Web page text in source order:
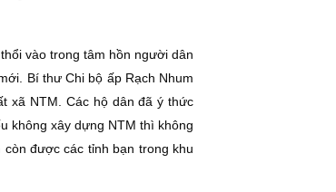
vào trong tâm hồn người dân
Bí thư Chi bộ ấp Rạch Nhum
xã NTM. Các hộ dân đã ý thức
không xây dựng NTM thì không
được các tỉnh bạn trong khu